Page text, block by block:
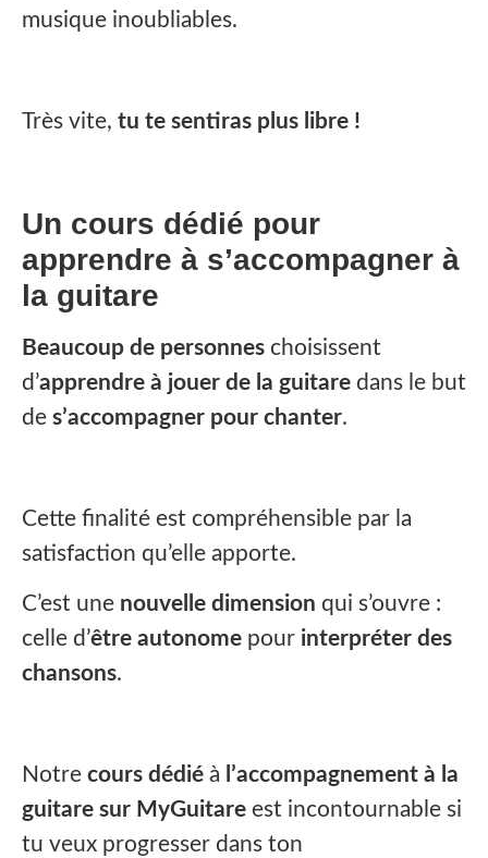
musique inoubliables.
Très vite, tu te sentiras plus libre !
Un cours dédié pour
apprendre à s’accompagner à
la guitare
Beaucoup de personnes choisissent
d’apprendre à jouer de la guitare dans le but
de s’accompagner pour chanter.
Cette finalité est compréhensible par la
satisfaction qu’elle apporte.
C’est une nouvelle dimension qui s’ouvre :
celle d’être autonome pour interpréter des
chansons.
Notre cours dédié à l’accompagnement à la
guitare sur MyGuitare est incontournable si
tu veux progresser dans ton